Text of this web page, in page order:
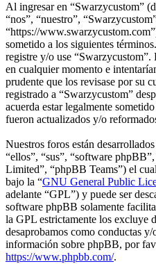
Al ingresar en “Swarzycustom”
“nos”, “nuestro”,
“https://
sometido a los siguientes
registre y/o use “Swarzycustom”.
en cualquier momento e
prudente que los revisase por su
registrado a “Swarzycustom”
acuerda estar legalmente
fueron actualizados y/o
Nuestros foros están
“ellos”, “sus”, “software
Limited”, “phpBB Teams”) el
bajo la “GNU General Public
adelante “GPL”) y puede ser
software phpBB solamente
la GPL estrictamente los excluye
desaprobamos como conductas
información sobre phpBB, por
https://www.phpbb.com/.